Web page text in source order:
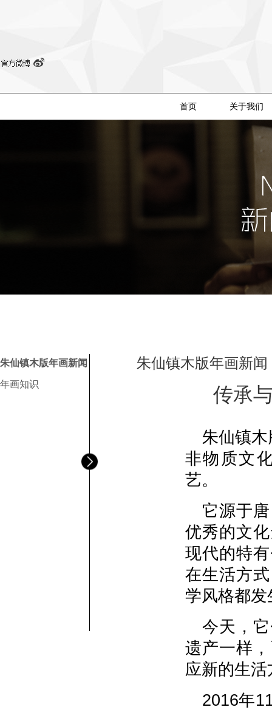
首页 关于我们
朱仙镇木版年画新闻
年画知识
朱仙镇木版年画新闻
传承
朱仙镇
非物质文
艺。
它源于
优秀的文
现代的特
在生活方
学风格都
今天，
遗产一样
应新的生
2016年